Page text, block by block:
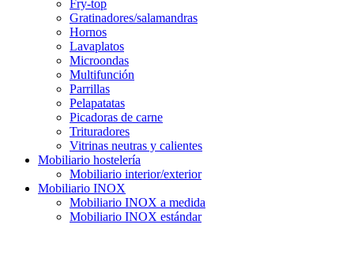
Fry-top
Gratinadores/salamandras
Hornos
Lavaplatos
Microondas
Multifunción
Parrillas
Pelapatatas
Picadoras de carne
Trituradores
Vitrinas neutras y calientes
Mobiliario hostelería
Mobiliario interior/exterior
Mobiliario INOX
Mobiliario INOX a medida
Mobiliario INOX estándar